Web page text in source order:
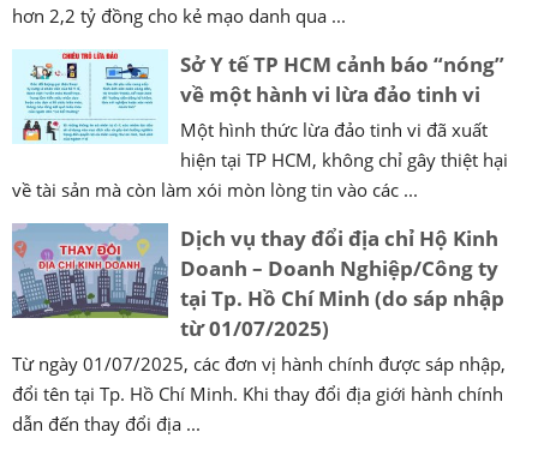
hơn 2,2 tỷ đồng cho kẻ mạo danh qua ...
Sở Y tế TP HCM cảnh báo “nóng”
về một hành vi lừa đảo tinh vi
Một hình thức lừa đảo tinh vi đã xuất
hiện tại TP HCM, không chỉ gây thiệt hại
về tài sản mà còn làm xói mòn lòng tin vào các ...
Dịch vụ thay đổi địa chỉ Hộ Kinh
Doanh – Doanh Nghiệp/Công ty
tại Tp. Hồ Chí Minh (do sáp nhập
từ 01/07/2025)
Từ ngày 01/07/2025, các đơn vị hành chính được sáp nhập,
đổi tên tại Tp. Hồ Chí Minh. Khi thay đổi địa giới hành chính
dẫn đến thay đổi địa ...